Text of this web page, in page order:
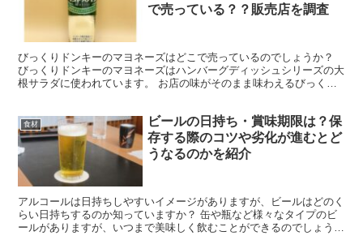
で売っている？？販売店を調査
びっくりドンキーのマヨネーズはどこで売っているのでしょうか？
びっくりドンキーのマヨネーズはハンバーグディッシュシリーズの大
根サラダに使われています。 お店の味がそのまま味わえるびっくり
食材
ビールの日持ち・賞味期限は？保
存する際のコツや劣化が進むとど
うなるのかを紹介
アルコールは日持ちしやすいイメージがありますが、ビールはどのく
らい日持ちするのか知っていますか？ 缶や瓶など様々なタイプのビ
ールがありますが、いつまで美味しく飲むことができるのでしょう